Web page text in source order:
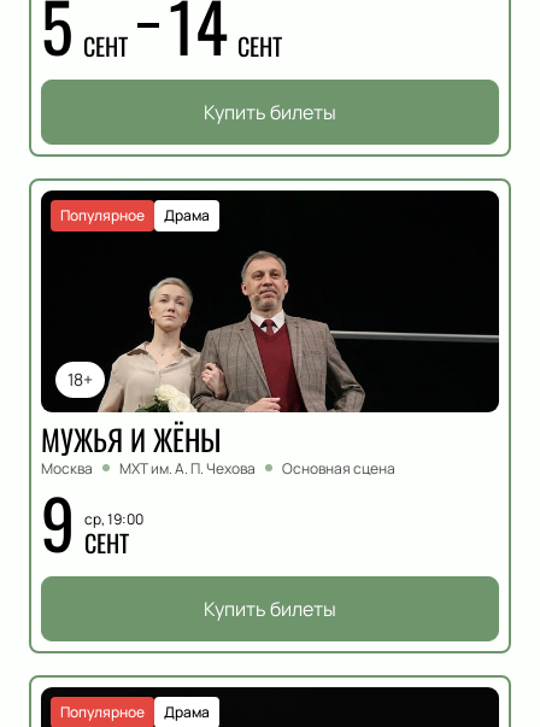
5 СЕНТ 14 СЕНТ
Купить билеты
18+
Драма
Популярное
МУЖЬЯ И ЖЁНЫ
Москва МХТ им. А. П. Чехова Основная сцена
9 ср, 19:00
СЕНТ
Купить билеты
Драма
Популярное